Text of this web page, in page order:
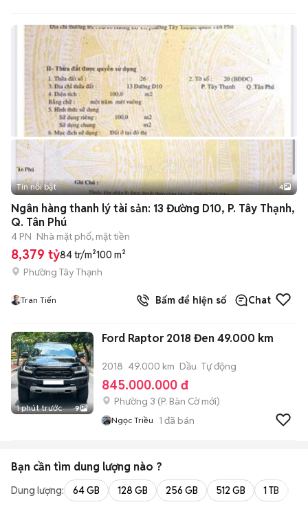
Tin nổi bật 4
Ngân hàng thanh lý tài sản: 13 Đường D10, P. Tây Thạnh,
Q. Tân Phú
4 PN Nhà mặt phố, mặt tiền
8,379 tỷ84 tr/m²100 m²
Phường Tây Thạnh
Tran Tiến Bấm để hiện số Chat
1 phút trước 9
Ford Raptor 2018 Đen 49.000 km
2018 49.000 km Dầu Tự động
845.000.000 đ
Phường 3 (P. Bàn Cờmới)
Ngọc Triều 1 đã bán
Bạn cần tìm dung lượng nào ?
Dung lượng: 64 GB 128 GB 256 GB 512 GB 1 TB